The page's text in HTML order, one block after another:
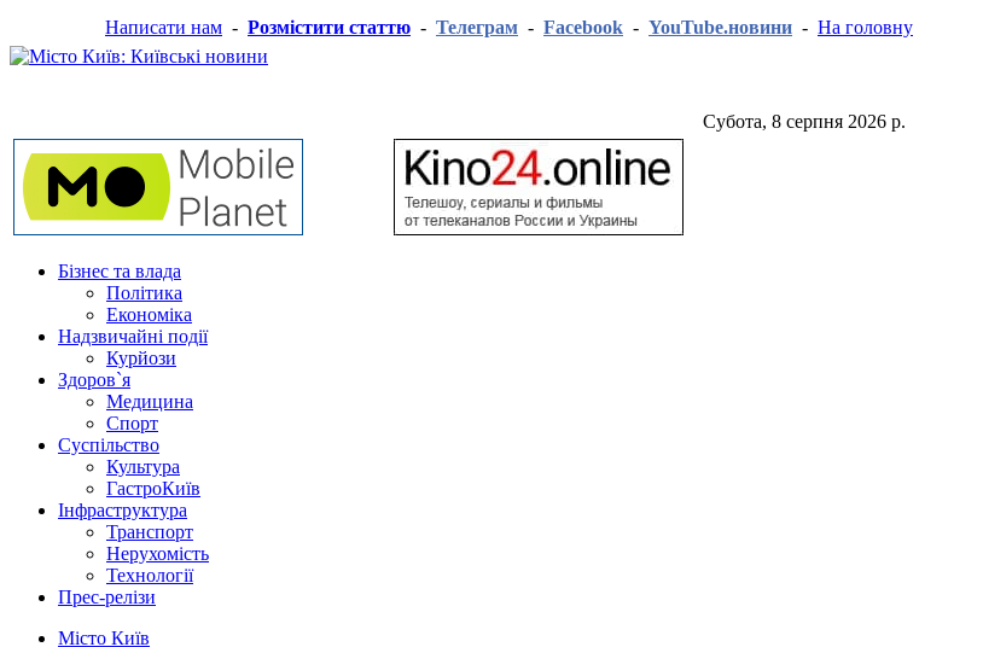
Написати нам - Розмістити статтю - Телеграм - Facebook - YouTube.новини - На головну
Субота, 8 серпня 2026 р.
Бізнес та влада
Політика
Економіка
Надзвичайні події
Курйози
Здоров`я
Медицина
Спорт
Суспільство
Культура
ГастроКиїв
Інфраструктура
Транспорт
Нерухомість
Технології
Прес-релізи
Місто Київ